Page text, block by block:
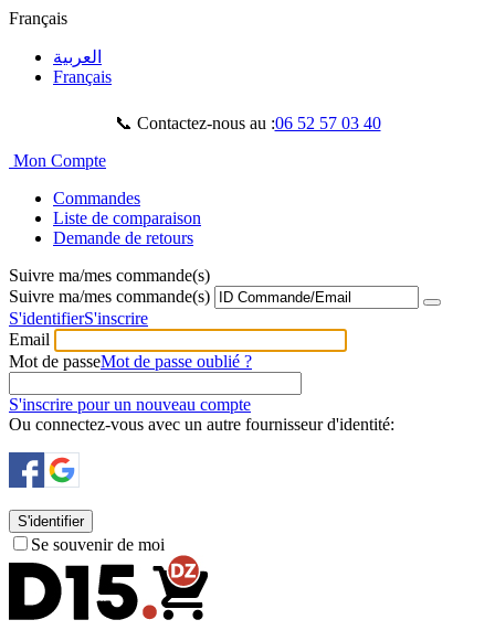
Français
العربية
Français
📞 Contactez-nous au :06 52 57 03 40
Mon Compte
Commandes
Liste de comparaison
Demande de retours
Suivre ma/mes commande(s)
Suivre ma/mes commande(s)
S'identifierS'inscrire
Email
Mot de passeMot de passe oublié ?
S'inscrire pour un nouveau compte
Ou connectez-vous avec un autre fournisseur d'identité:
S'identifier
Se souvenir de moi